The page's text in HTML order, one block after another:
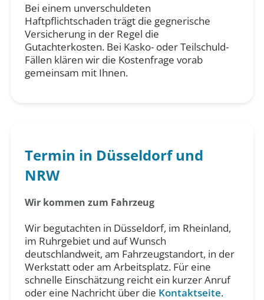
Bei einem unverschuldeten
Haftpflichtschaden trägt die gegnerische
Versicherung in der Regel die
Gutachterkosten. Bei Kasko- oder Teilschuld-
Fällen klären wir die Kostenfrage vorab
gemeinsam mit Ihnen.
Termin in Düsseldorf und
NRW
Wir kommen zum Fahrzeug
Wir begutachten in Düsseldorf, im Rheinland,
im Ruhrgebiet und auf Wunsch
deutschlandweit, am Fahrzeugstandort, in der
Werkstatt oder am Arbeitsplatz. Für eine
schnelle Einschätzung reicht ein kurzer Anruf
oder eine Nachricht über die Kontaktseite.